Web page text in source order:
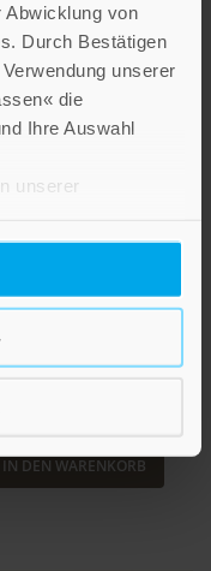
von
Durch Bestätigen
unserer
die
Ihre Auswahl
unserer
Mit dem Text »Zum
Bestell-Nr: 4931
IN DEN WARENKORB